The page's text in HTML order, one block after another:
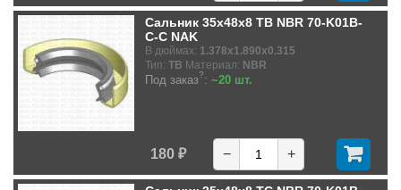
Сальник 35x48x8 TB NBR 70-K01B-
C-C NAK
В дюймах: 1.378x1.890x0.315
Тип: TB Материал: NBR
Под заказ?: ~20 шт.
180 ₽ − +